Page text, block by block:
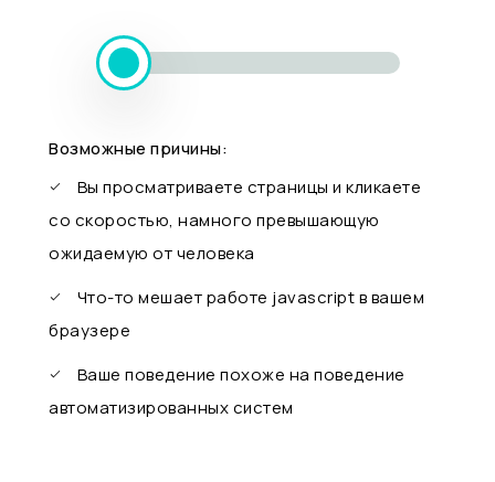
Возможные причины:
Вы просматриваете страницы и кликаете
со скоростью, намного превышающую
ожидаемую от человека
Что-то мешает работе javascript в вашем
браузере
Ваше поведение похоже на поведение
автоматизированных систем